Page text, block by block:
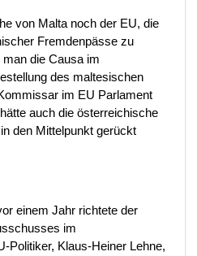
von Malta noch der EU, die
Fremdenpässe zu
die Causa im
des maltesischen
im EU Parlament
auch die österreichische
den Mittelpunkt gerückt
einem Jahr richtete der
im
Politiker, Klaus-Heiner Lehne,